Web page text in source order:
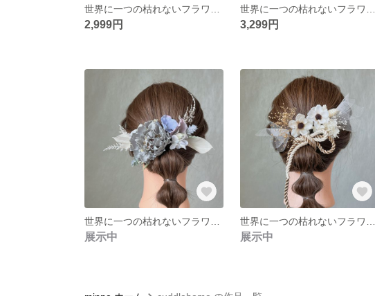
2,999円 3,299円
展示中 展示中